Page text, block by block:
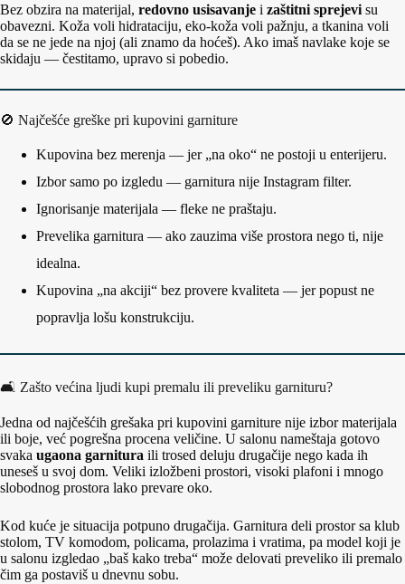
Bez obzira na materijal, redovno usisavanje i zaštitni sprejevi su
obavezni. Koža voli hidrataciju, eko‑koža voli pažnju, a tkanina voli
da se ne jede na njoj (ali znamo da hoćeš). Ako imaš navlake koje se
skidaju — čestitamo, upravo si pobedio.
🚫 Najčešće greške pri kupovini garniture
Kupovina bez merenja — jer „na oko“ ne postoji u enterijeru.
Izbor samo po izgledu — garnitura nije Instagram filter.
Ignorisanje materijala — fleke ne praštaju.
Prevelika garnitura — ako zauzima više prostora nego ti, nije
idealna.
Kupovina „na akciji“ bez provere kvaliteta — jer popust ne
popravlja lošu konstrukciju.
🛋️ Zašto većina ljudi kupi premalu ili preveliku garnituru?
Jedna od najčešćih grešaka pri kupovini garniture nije izbor materijala
ili boje, već pogrešna procena veličine. U salonu nameštaja gotovo
svaka ugaona garnitura ili trosed deluju drugačije nego kada ih
uneseš u svoj dom. Veliki izložbeni prostori, visoki plafoni i mnogo
slobodnog prostora lako prevare oko.
Kod kuće je situacija potpuno drugačija. Garnitura deli prostor sa klub
stolom, TV komodom, policama, prolazima i vratima, pa model koji je
u salonu izgledao „baš kako treba“ može delovati preveliko ili premalo
čim ga postaviš u dnevnu sobu.